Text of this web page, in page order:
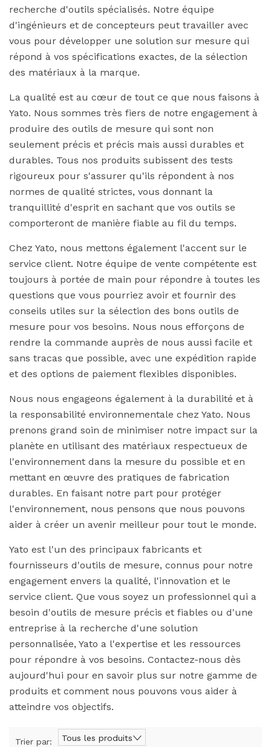
recherche d'outils spécialisés. Notre équipe
d'ingénieurs et de concepteurs peut travailler avec
vous pour développer une solution sur mesure qui
répond à vos spécifications exactes, de la sélection
des matériaux à la marque.
La qualité est au cœur de tout ce que nous faisons à
Yato. Nous sommes très fiers de notre engagement à
produire des outils de mesure qui sont non
seulement précis et précis mais aussi durables et
durables. Tous nos produits subissent des tests
rigoureux pour s'assurer qu'ils répondent à nos
normes de qualité strictes, vous donnant la
tranquillité d'esprit en sachant que vos outils se
comporteront de manière fiable au fil du temps.
Chez Yato, nous mettons également l'accent sur le
service client. Notre équipe de vente compétente est
toujours à portée de main pour répondre à toutes les
questions que vous pourriez avoir et fournir des
conseils utiles sur la sélection des bons outils de
mesure pour vos besoins. Nous nous efforçons de
rendre la commande auprès de nous aussi facile et
sans tracas que possible, avec une expédition rapide
et des options de paiement flexibles disponibles.
Nous nous engageons également à la durabilité et à
la responsabilité environnementale chez Yato. Nous
prenons grand soin de minimiser notre impact sur la
planète en utilisant des matériaux respectueux de
l'environnement dans la mesure du possible et en
mettant en œuvre des pratiques de fabrication
durables. En faisant notre part pour protéger
l'environnement, nous pensons que nous pouvons
aider à créer un avenir meilleur pour tout le monde.
Yato est l'un des principaux fabricants et
fournisseurs d'outils de mesure, connus pour notre
engagement envers la qualité, l'innovation et le
service client. Que vous soyez un professionnel qui a
besoin d'outils de mesure précis et fiables ou d'une
entreprise à la recherche d'une solution
personnalisée, Yato a l'expertise et les ressources
pour répondre à vos besoins. Contactez-nous dès
aujourd'hui pour en savoir plus sur notre gamme de
produits et comment nous pouvons vous aider à
atteindre vos objectifs.
Trier par: Tous les produits